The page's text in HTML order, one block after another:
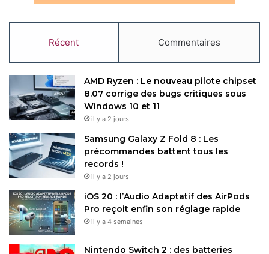
Récent Commentaires
AMD Ryzen : Le nouveau pilote chipset
8.07 corrige des bugs critiques sous
Windows 10 et 11
il y a 2 jours
Samsung Galaxy Z Fold 8 : Les
précommandes battent tous les
records !
il y a 2 jours
iOS 20 : l’Audio Adaptatif des AirPods
Pro reçoit enfin son réglage rapide
il y a 4 semaines
Nintendo Switch 2 : des batteries